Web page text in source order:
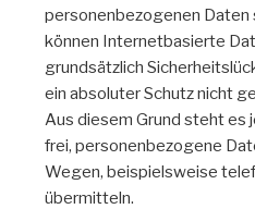
personenbezogenen Daten
können Internetbasierte
grundsätzlich
ein absoluter Schutz nicht
Aus diesem Grund steht
frei, personenbezogene
Wegen, beispielsweise
übermitteln.